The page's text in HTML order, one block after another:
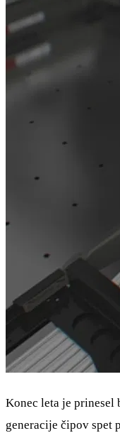
Konec leta je
generacije čipov spet